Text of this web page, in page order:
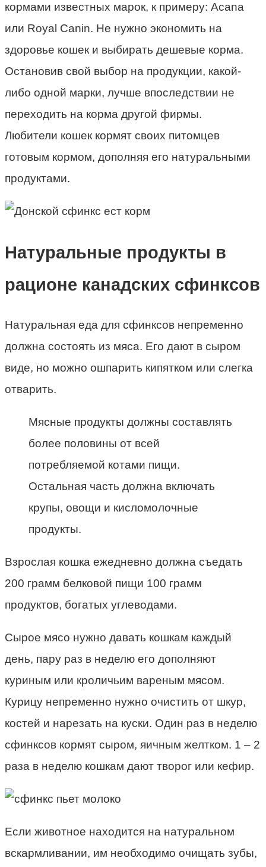
кормами известных марок, к примеру: Аcana
или Royal Canin. Не нужно экономить на
здоровье кошек и выбирать дешевые корма.
Остановив свой выбор на продукции, какой-
либо одной марки, лучше впоследствии не
переходить на корма другой фирмы.
Любители кошек кормят своих питомцев
готовым кормом, дополняя его натуральными
продуктами.
Натуральные продукты в
рационе канадских сфинксов
Натуральная еда для сфинксов непременно
должна состоять из мяса. Его дают в сыром
виде, но можно ошпарить кипятком или слегка
отварить.
Мясные продукты должны составлять
более половины от всей
потребляемой котами пищи.
Остальная часть должна включать
крупы, овощи и кисломолочные
продукты.
Взрослая кошка ежедневно должна съедать
200 грамм белковой пищи 100 грамм
продуктов, богатых углеводами.
Сырое мясо нужно давать кошкам каждый
день, пару раз в неделю его дополняют
куриным или кроличьим вареным мясом.
Курицу непременно нужно очистить от шкур,
костей и нарезать на куски. Один раз в неделю
сфинксов кормят сыром, яичным желтком. 1 – 2
раза в неделю кошкам дают творог или кефир.
Если животное находится на натуральном
вскармливании, им необходимо очищать зубы,